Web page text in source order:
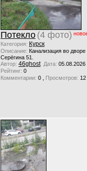
Потекло (4 фото)
Категория: Курск
Описание: Канализация во
Серёгина 51.
Автор: 46ghost Дата: 05.08.2026
Рейтинг: 0
Комментарии: 0 , Просмотров: 12